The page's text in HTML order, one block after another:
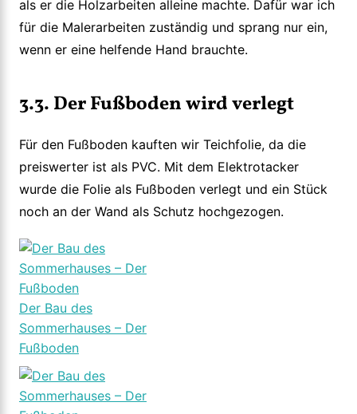
als er die Holzarbeiten alleine machte. Dafür war ich
für die Malerarbeiten zuständig und sprang nur ein,
wenn er eine helfende Hand brauchte.
3.3. Der Fußboden wird verlegt
Für den Fußboden kauften wir Teichfolie, da die
preiswerter ist als PVC. Mit dem Elektrotacker
wurde die Folie als Fußboden verlegt und ein Stück
noch an der Wand als Schutz hochgezogen.
Der Bau des
Sommerhauses – Der
Fußboden